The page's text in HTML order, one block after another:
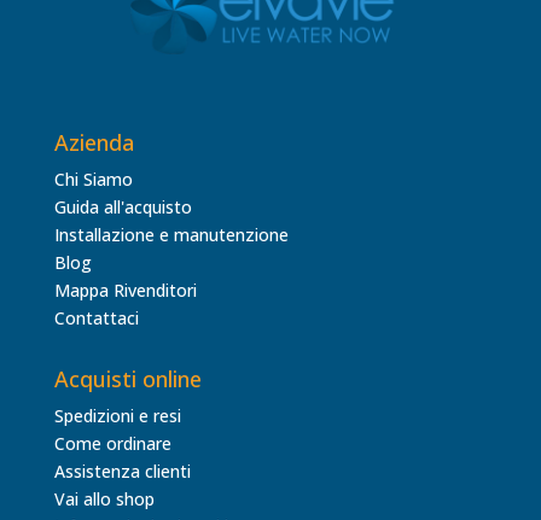
Azienda
Chi Siamo
Guida all'acquisto
Installazione e manutenzione
Blog
Mappa Rivenditori
Contattaci
Acquisti online
Spedizioni e resi
Come ordinare
Assistenza clienti
Vai allo shop